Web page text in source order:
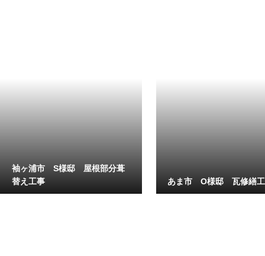
袖ヶ浦市 S様邸 屋根部分葺
替え工事
あま市 O様邸 瓦修繕